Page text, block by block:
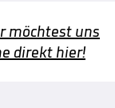
möchtest uns
direkt hier!